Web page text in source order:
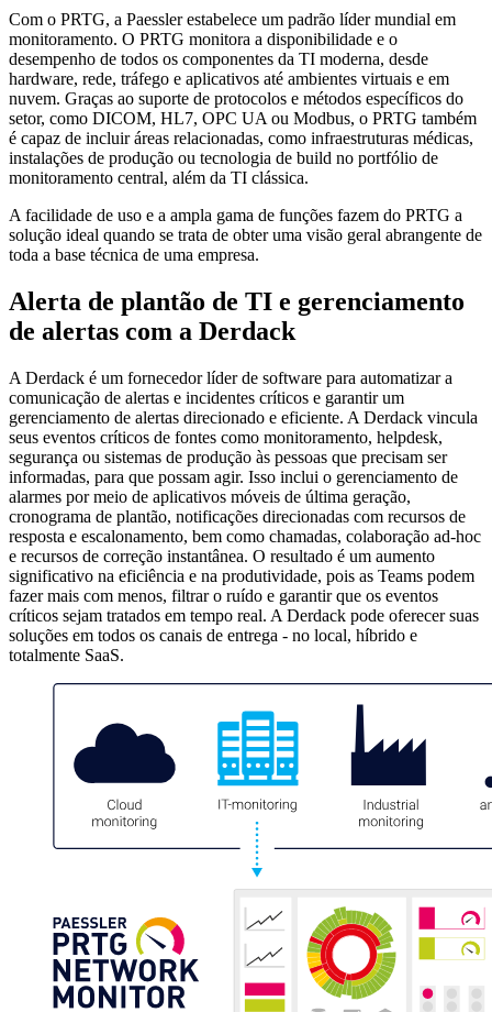
Com o PRTG, a Paessler estabelece um padrão líder mundial em
monitoramento. O PRTG monitora a disponibilidade e o
desempenho de todos os componentes da TI moderna, desde
hardware, rede, tráfego e aplicativos até ambientes virtuais e em
nuvem. Graças ao suporte de protocolos e métodos específicos do
setor, como DICOM, HL7, OPC UA ou Modbus, o PRTG também
é capaz de incluir áreas relacionadas, como infraestruturas médicas,
instalações de produção ou tecnologia de build no portfólio de
monitoramento central, além da TI clássica.
A facilidade de uso e a ampla gama de funções fazem do PRTG a
solução ideal quando se trata de obter uma visão geral abrangente de
toda a base técnica de uma empresa.
Alerta de plantão de TI e gerenciamento
de alertas com a Derdack
A Derdack é um fornecedor líder de software para automatizar a
comunicação de alertas e incidentes críticos e garantir um
gerenciamento de alertas direcionado e eficiente. A Derdack vincula
seus eventos críticos de fontes como monitoramento, helpdesk,
segurança ou sistemas de produção às pessoas que precisam ser
informadas, para que possam agir. Isso inclui o gerenciamento de
alarmes por meio de aplicativos móveis de última geração,
cronograma de plantão, notificações direcionadas com recursos de
resposta e escalonamento, bem como chamadas, colaboração ad-hoc
e recursos de correção instantânea. O resultado é um aumento
significativo na eficiência e na produtividade, pois as Teams podem
fazer mais com menos, filtrar o ruído e garantir que os eventos
críticos sejam tratados em tempo real. A Derdack pode oferecer suas
soluções em todos os canais de entrega - no local, híbrido e
totalmente SaaS.